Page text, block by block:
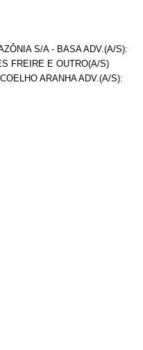
S/A - BASA ADV.(A/S):
FREIRE E OUTRO(A/S)
ARANHA ADV.(A/S):